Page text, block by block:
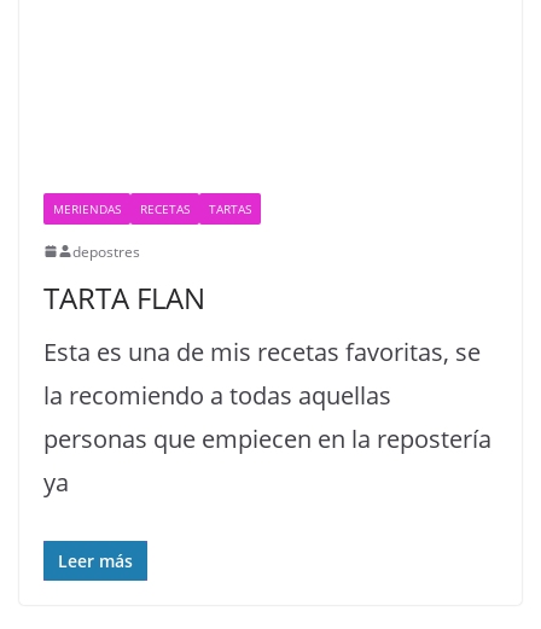
MERIENDAS RECETAS TARTAS
depostres
TARTA FLAN
Esta es una de mis recetas favoritas, se
la recomiendo a todas aquellas
personas que empiecen en la repostería
ya
Leer más